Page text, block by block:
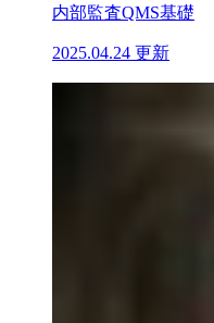
内部監査QMS基礎
2025.04.24 更新